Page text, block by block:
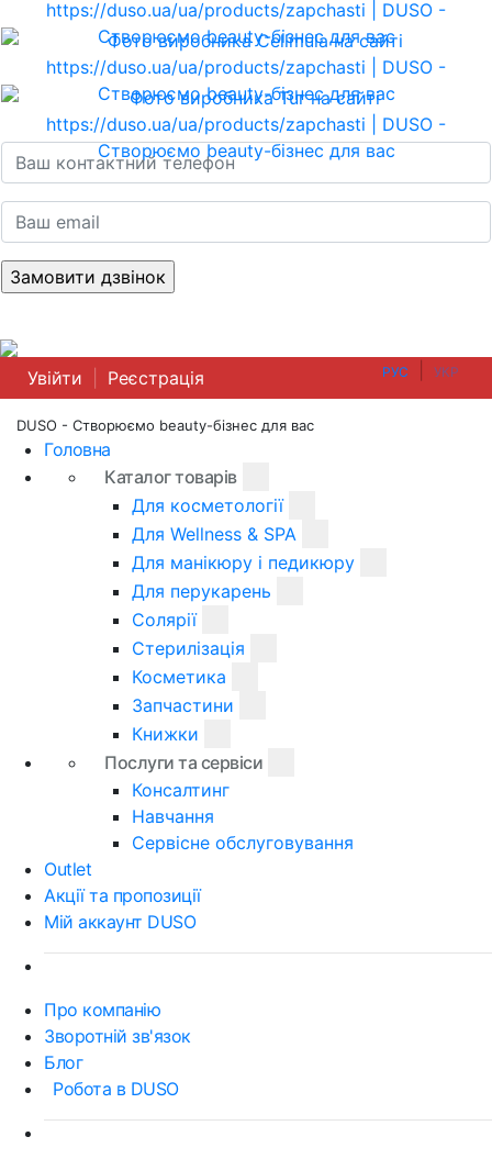
РУС УКР
Увійти Реєстрація
DUSO - Створюємо beauty-бізнес для вас
Головна
Каталог товарів
Для косметології
Для Wellness & SPA
Для манікюру і педикюру
Для перукарень
Солярії
Стерилізація
Косметика
Запчастини
Книжки
Послуги та сервіси
Консалтинг
Навчання
Сервісне обслуговування
Outlet
Акції та пропозиції
Мій аккаунт DUSO
Про компанію
Зворотній зв'язок
Блог
Робота в DUSO